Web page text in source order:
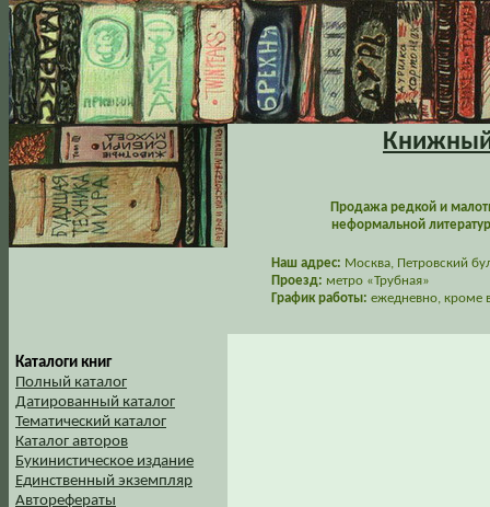
Книжный
Продажа редкой и
неформальной
Наш адрес: Москва, Петровский
Проезд: метро «Трубная»
График работы: ежедневно, кроме
Каталоги книг
Полный каталог
Датированный каталог
Тематический каталог
Каталог авторов
Букинистическое издание
Единственный экземпляр
Авторефераты